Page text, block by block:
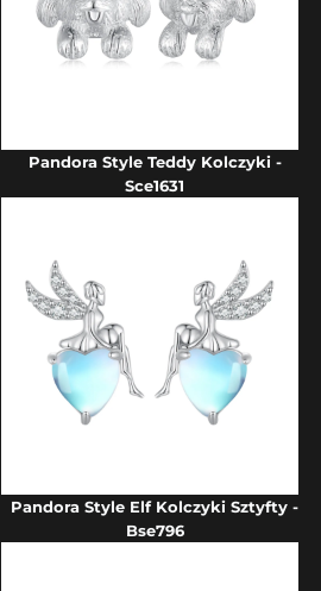
Pandora Style Teddy Kolczyki -
Sce1631
Pandora Style Elf Kolczyki Sztyfty -
Bse796